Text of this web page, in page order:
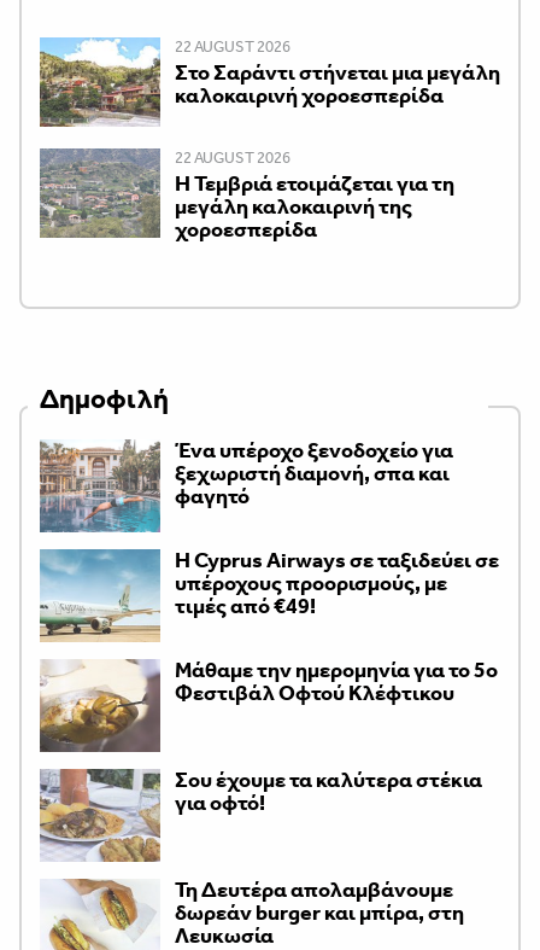
22 AUGUST 2026
Στο Σαράντι στήνεται μια μεγάλη
καλοκαιρινή χοροεσπερίδα
22 AUGUST 2026
Η Τεμβριά ετοιμάζεται για τη
μεγάλη καλοκαιρινή της
χοροεσπερίδα
Δημοφιλή
Ένα υπέροχο ξενοδοχείο για
ξεχωριστή διαμονή, σπα και
φαγητό
H Cyprus Airways σε ταξιδεύει σε
υπέροχους προορισμούς, με
τιμές από €49!
Μάθαμε την ημερομηνία για το 5ο
Φεστιβάλ Οφτού Κλέφτικου
Σου έχουμε τα καλύτερα στέκια
για οφτό!
Τη Δευτέρα απολαμβάνουμε
δωρεάν burger και μπίρα, στη
Λευκωσία